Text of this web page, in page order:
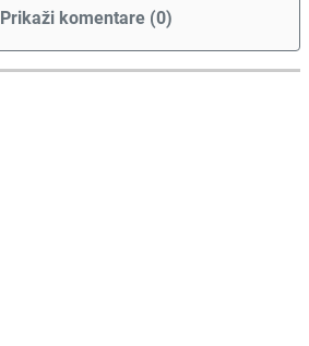
Prikaži komentare (0)